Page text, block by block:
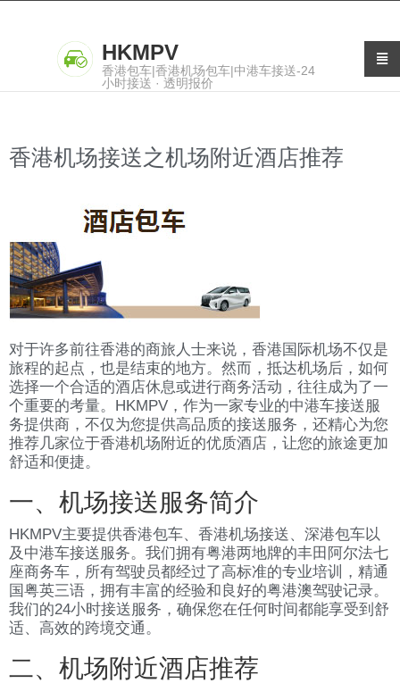
HKMPV
香港包车|香港机场包车|中港车接送-24
小时接送 · 透明报价
香港机场接送之机场附近酒店推荐
对于许多前往香港的商旅人士来说，香港国际机场不仅是
旅程的起点，也是结束的地方。然而，抵达机场后，如何
选择一个合适的酒店休息或进行商务活动，往往成为了一
个重要的考量。HKMPV，作为一家专业的中港车接送服
务提供商，不仅为您提供高品质的接送服务，还精心为您
推荐几家位于香港机场附近的优质酒店，让您的旅途更加
舒适和便捷。
一、机场接送服务简介
HKMPV主要提供香港包车、香港机场接送、深港包车以
及中港车接送服务。我们拥有粤港两地牌的丰田阿尔法七
座商务车，所有驾驶员都经过了高标准的专业培训，精通
国粤英三语，拥有丰富的经验和良好的粤港澳驾驶记录。
我们的24小时接送服务，确保您在任何时间都能享受到舒
适、高效的跨境交通。
二、机场附近酒店推荐